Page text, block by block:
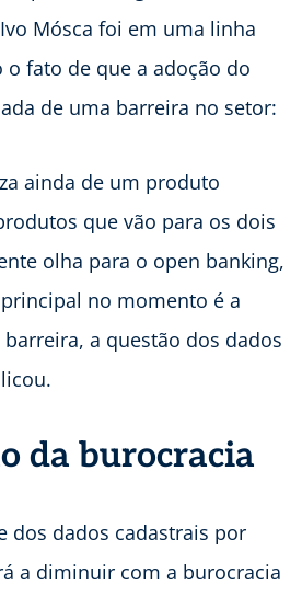
Mósca foi em uma linha
fato de que a adoção do
de uma barreira no setor:
ainda de um produto
que vão para os dois
olha para o open banking,
no momento é a
a questão dos dados
da burocracia
dos dados cadastrais por
a diminuir com a burocracia